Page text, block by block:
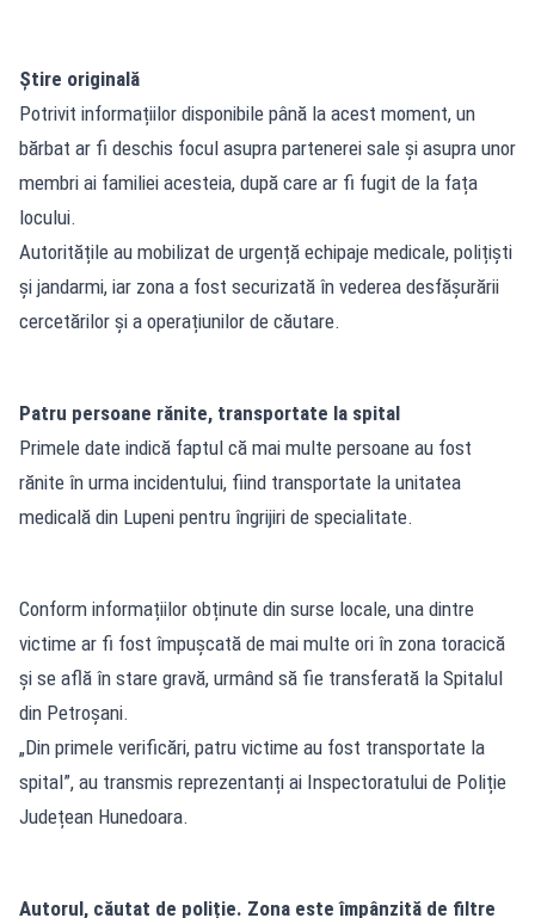
Știre originală
Potrivit informațiilor disponibile până la acest moment, un
bărbat ar fi deschis focul asupra partenerei sale și asupra unor
membri ai familiei acesteia, după care ar fi fugit de la fața
locului.
Autoritățile au mobilizat de urgență echipaje medicale, polițiști
și jandarmi, iar zona a fost securizată în vederea desfășurării
cercetărilor și a operațiunilor de căutare.
Patru persoane rănite, transportate la spital
Primele date indică faptul că mai multe persoane au fost
rănite în urma incidentului, fiind transportate la unitatea
medicală din Lupeni pentru îngrijiri de specialitate.
Conform informațiilor obținute din surse locale, una dintre
victime ar fi fost împușcată de mai multe ori în zona toracică
și se află în stare gravă, urmând să fie transferată la Spitalul
din Petroșani.
„Din primele verificări, patru victime au fost transportate la
spital”, au transmis reprezentanți ai Inspectoratului de Poliție
Județean Hunedoara.
Autorul, căutat de poliție. Zona este împânzită de filtre